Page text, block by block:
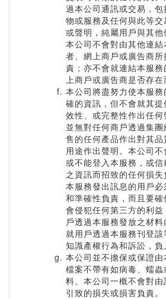
過本公司通訊或交易，
物或服務及任何與此等
或聲明，純屬用戶與其他
本公司不會對由其他連
者、網上商戶或廣告商
責；亦不會就連結本服
上商戶或廣告商是否存在
本公司將盡努力使本服
確的資訊，但不會就其
效性、或完整性作出任
並無對任何商戶透過集
售的任何產品作出對其
用途作出聲明。本公司
或不能登入本服務，或
之資訊而招致的任何損
本服務發出訊息的用戶
和準確性負責，而且要
會侵犯任何第三方的利
戶透過本服務發放之材
就用戶透過本服務刊登
知識產權行為和訴訟，
本公司並不擔保或保證
檔案不帶有如病毒、蠕
料。本公司一概不會對
引致的損失或損害負責。